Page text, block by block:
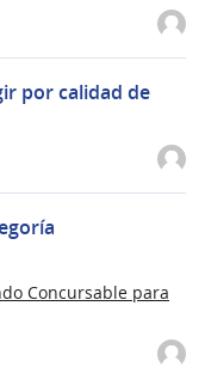
por calidad de
Concursable para